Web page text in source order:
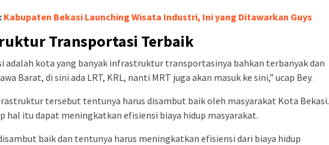
Kabupaten Bekasi Launching Wisata Industri, Ini yang Ditawarkan Guys
Transportasi Terbaik
adalah kota yang banyak infrastruktur transportasinya bahkan terbanyak dan
Barat, di sini ada LRT, KRL, nanti MRT juga akan masuk ke sini,” ucap Bey.
tersebut tentunya harus disambut baik oleh masyarakat Kota Bekasi.
hal itu dapat meningkatkan efisiensi biaya hidup masyarakat.
baik dan tentunya harus meningkatkan efisiensi dari biaya hidup